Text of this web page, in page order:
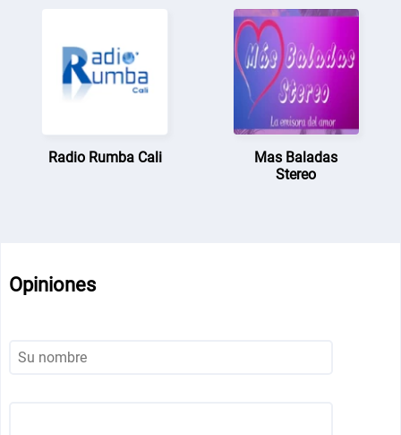
Radio Rumba Cali
Mas Baladas
Stereo
Opiniones